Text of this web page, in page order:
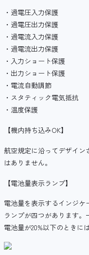
・過電圧入力保護
・過電圧出力保護
・過電流入力保護
・過電流出力保護
・入力ショート保護
・出力ショート保護
・電流自動調節
・スタティック電気抵抗
・温度保護
【機内持ち込みOK】
航空規定に沿ってデザイン
はありません。
【電池量表示ランプ】
電池量を表示するインジ
ランプが四つがあります。
電池量が20%以下のときに